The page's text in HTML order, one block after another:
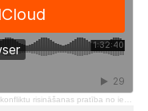
2026
pratība no ieraduma apriet uz drosmi sadarboties"